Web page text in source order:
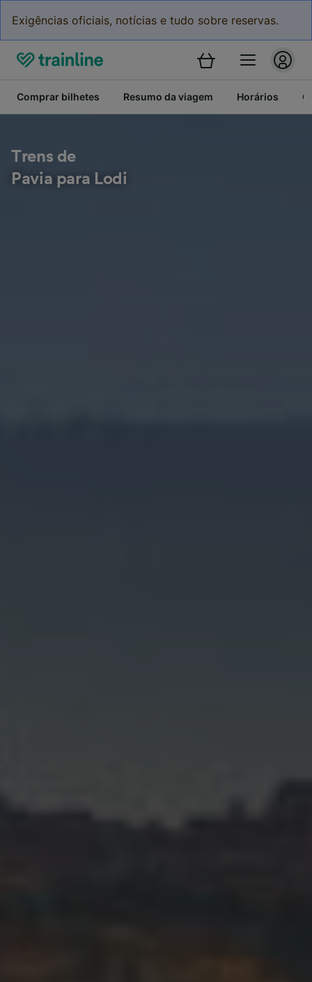
Exigências oficiais, notícias e tudo sobre reservas.
Comprar bilhetes Resumo da viagem Horários
Trens de
Pavia para Lodi